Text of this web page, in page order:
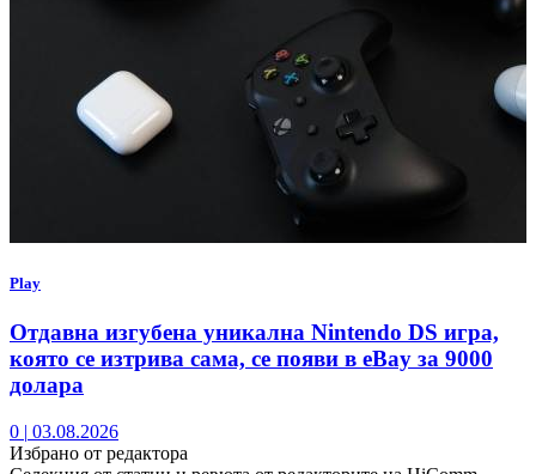
Play
Отдавна изгубена уникална Nintendo DS игра,
която се изтрива сама, се появи в eBay за 9000
долара
0 | 03.08.2026
Избрано от редактора